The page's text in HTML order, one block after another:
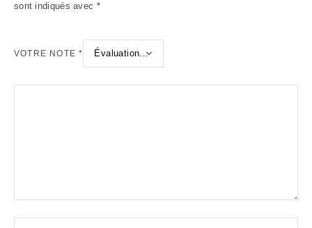
sont indiqués avec *
VOTRE NOTE*